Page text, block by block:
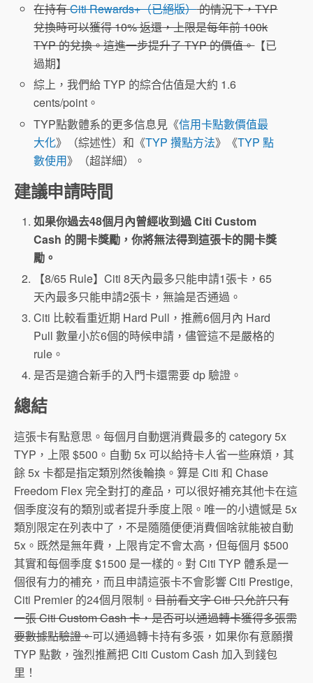
在持有Citi Rewards+（已絕版）的情況下，TYP
兌換時可以獲得 10% 返還，上限是每年前 100k
TYP 的兌換。這進一步提升了 TYP 的價值。【已
過期】
綜上，我們給 TYP 的綜合估值是大約 1.6
cents/point。
TYP點數體系的更多信息見《信用卡點數價值最
大化》（綜述性）和《TYP 攢點方法》《TYP 點
數使用》（超詳細）。
建議申請時間
如果你過去48個月內曾經收到過 Citi Custom
Cash 的開卡獎勵，你將無法得到這張卡的開卡獎
勵。
【8/65 Rule】Citi 8天內最多只能申請1張卡，65
天內最多只能申請2張卡，無論是否通過。
Citi 比較看重近期 Hard Pull，推薦6個月內 Hard
Pull 數量小於6個的時候申請，儘管這不是嚴格的
rule。
是否是適合新手的入門卡還需要 dp 驗證。
總結
這張卡有點意思。每個月自動選消費最多的 category 5x
TYP，上限 $500。自動 5x 可以給持卡人省一些麻煩，其
餘 5x 卡都是指定類別然後輪換。算是 Citi 和 Chase
Freedom Flex 完全對打的產品，可以很好補充其他卡在這
個季度沒有的類別或者提升季度上限。唯一的小遺憾是 5x
類別限定在列表中了，不是隨隨便便消費個啥就能被自動
5x。既然是無年費，上限肯定不會太高，但每個月 $500
其實和每個季度 $1500 是一樣的。對 Citi TYP 體系是一
個很有力的補充，而且申請這張卡不會影響 Citi Prestige,
Citi Premier 的24個月限制。 目前看文字 Citi 只允許只有
一張 Citi Custom Cash 卡，是否可以通過轉卡獲得多張需
要數據點驗證。可以通過轉卡持有多張，如果你有意願攢
TYP 點數，強烈推薦把 Citi Custom Cash 加入到錢包
里！